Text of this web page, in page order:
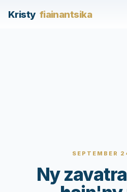
Kristy fiainantsika
SEPTEMBER
Ny